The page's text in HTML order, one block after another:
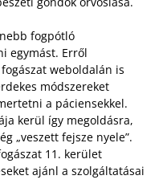
fogpótló
egymást. Erről
weboldalán is
módszereket
a páciensekkel.
kerül így megoldásra,
„veszett fejsze nyele”.
11. kerület
ajánl a szolgáltatásai